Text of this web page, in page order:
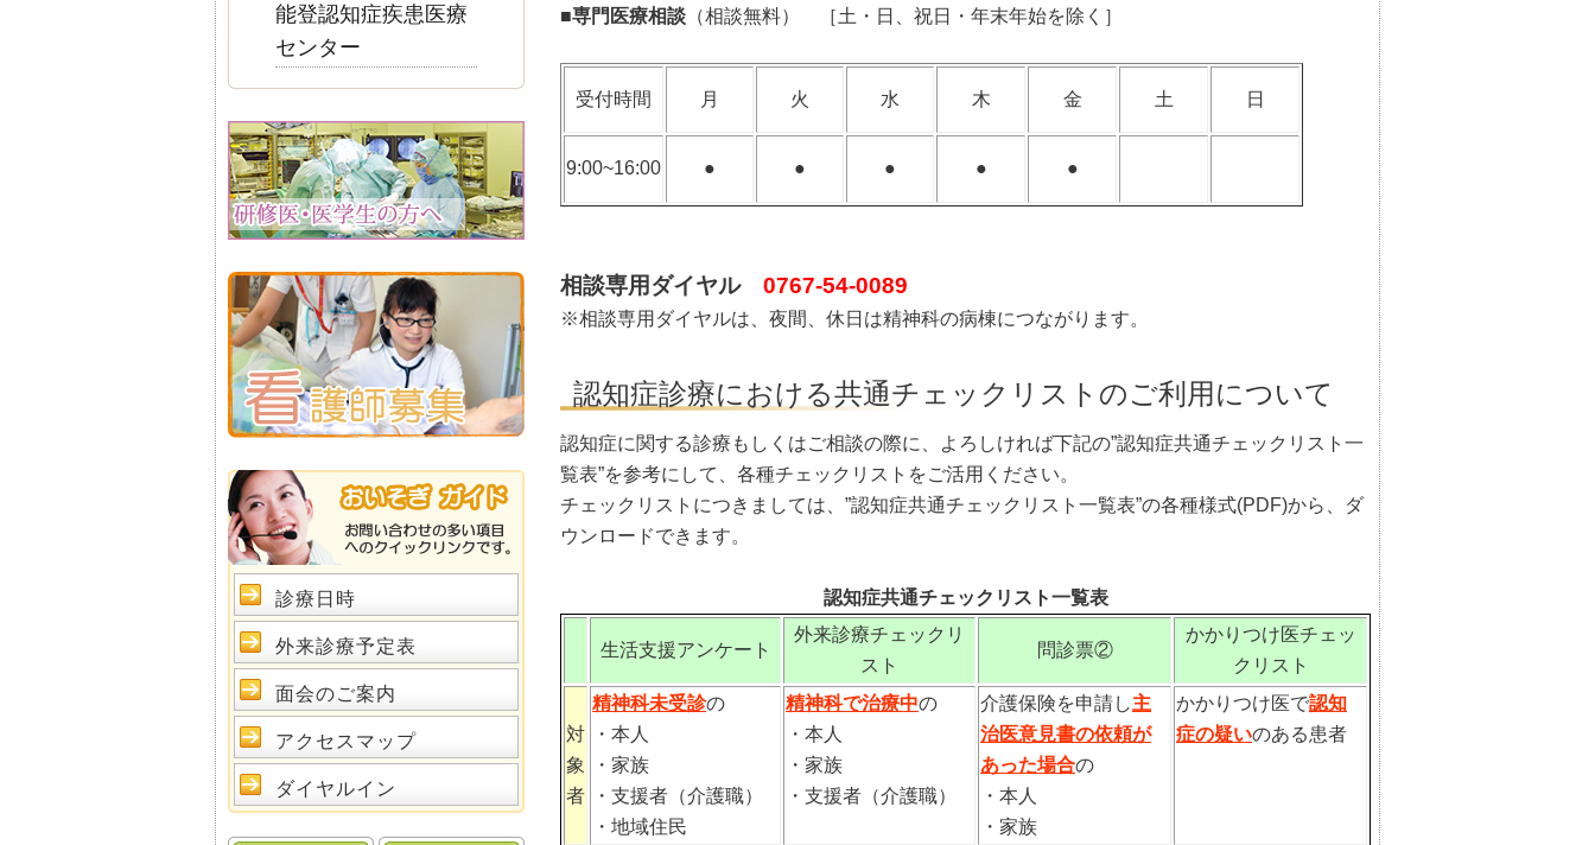
■専門医療相談 （相談無料） ［土・日、祝日・年末年始を除く］
受付時間 月 火 水 木 金 土 日
9:00~16:00 ● ● ● ● ●
相談専用ダイヤル 0767-54-0089
※相談専用ダイヤルは、夜間、休日は精神科の病棟につながります。
認知症診療における共通チェックリストのご利用について
認知症に関する診療もしくはご相談の際に、よろしければ下記の”認知症共通チェックリスト一
覧表”を参考にして、各種チェックリストをご活用ください。
チェックリストにつきましては、”認知症共通チェックリスト一覧表”の各種様式(PDF)から、ダ
ウンロードできます。
認知症共通チェックリスト一覧表
生活支援アンケート
外来診療チェックリ
スト
問診票②
かかりつけ医チェッ
クリスト
対
象
者
精神科未受診の
・本人
・家族
・支援者（介護職）
・地域住民
精神科で治療中の
・本人
・家族
・支援者（介護職）
介護保険を申請し主
治医意見書の依頼が
あった場合の
・本人
・家族
かかりつけ医で認知
症の疑いのある患者
能登認知症疾患医療
センター
診療日時
外来診療予定表
面会のご案内
アクセスマップ
ダイヤルイン